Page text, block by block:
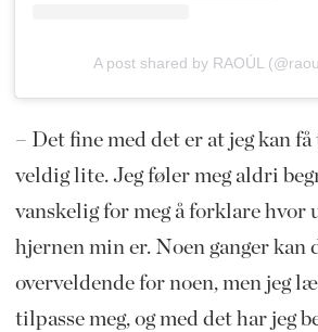
A post shared by RAOÚL
– Det fine med det er at jeg kan
veldig lite. Jeg føler meg aldri
vanskelig for meg å forklare hvor
hjernen min er. Noen ganger
overveldende for noen, men jeg
tilpasse meg, og med det har jeg